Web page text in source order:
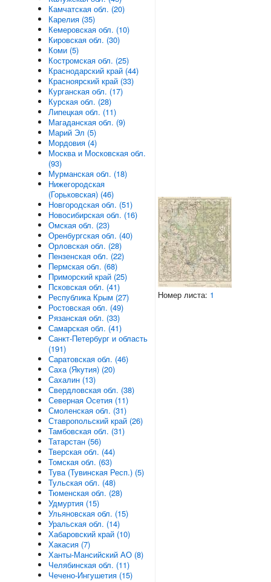
Номер листа: 1
Камчатская обл. (20)
Карелия (35)
Кемеровская обл. (10)
Кировская обл. (30)
Коми (5)
Костромская обл. (25)
Краснодарский край (44)
Красноярский край (33)
Курганская обл. (17)
Курская обл. (28)
Липецкая обл. (11)
Магаданская обл. (9)
Марий Эл (5)
Мордовия (4)
Москва и Московская обл.
(93)
Мурманская обл. (18)
Нижегородская
(Горьковская) (46)
Новгородская обл. (51)
Новосибирская обл. (16)
Омская обл. (23)
Оренбургская обл. (40)
Орловская обл. (28)
Пензенская обл. (22)
Пермская обл. (68)
Приморский край (25)
Псковская обл. (41)
Республика Крым (27)
Ростовская обл. (49)
Рязанская обл. (33)
Самарская обл. (41)
Санкт-Петербург и область
(191)
Саратовская обл. (46)
Саха (Якутия) (20)
Сахалин (13)
Свердловская обл. (38)
Северная Осетия (11)
Смоленская обл. (31)
Ставропольский край (26)
Тамбовская обл. (31)
Татарстан (56)
Тверская обл. (44)
Томская обл. (63)
Тува (Тувинская Респ.) (5)
Тульская обл. (48)
Тюменская обл. (28)
Удмуртия (15)
Ульяновская обл. (15)
Уральская обл. (14)
Хабаровский край (10)
Хакасия (7)
Ханты-Мансийский АО (8)
Челябинская обл. (11)
Чечено-Ингушетия (15)